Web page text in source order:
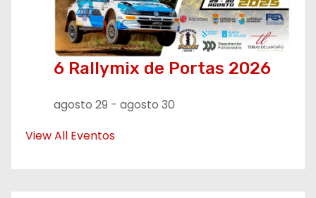
6 Rallymix de Portas 2026
agosto 29 - agosto 30
View All Eventos